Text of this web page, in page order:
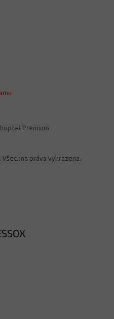
Premium
Všechna práva vyhrazena.